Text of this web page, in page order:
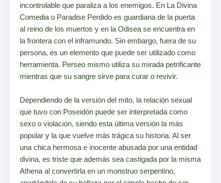
incontrolable que paraliza a los enemigos. En La Divina
Comedia o Paradise Perdido es guardiana de la puerta
al reino de los muertos y en la Odisea se encuentra en
la frontera con el inframundo. Sin embargo, fuera de su
persona, es un elemento que puede ser utilizado como
herramienta. Perseo mismo utiliza su mirada petrificante
mientras que su sangre sirve para curar o revivir.
Dependiendo de la versión del mito, la relación sexual
que tuvo con Poseidón puede ser interpretada como
sexo o violación, siendo esta última versión la más
popular y la que vuelve más trágica su historia. Al ser
una chica hermosa e inocente abusada por una entidad
divina, es triste que además sea castigada por la misma
Athena al convertirla en un monstruo serpentino,